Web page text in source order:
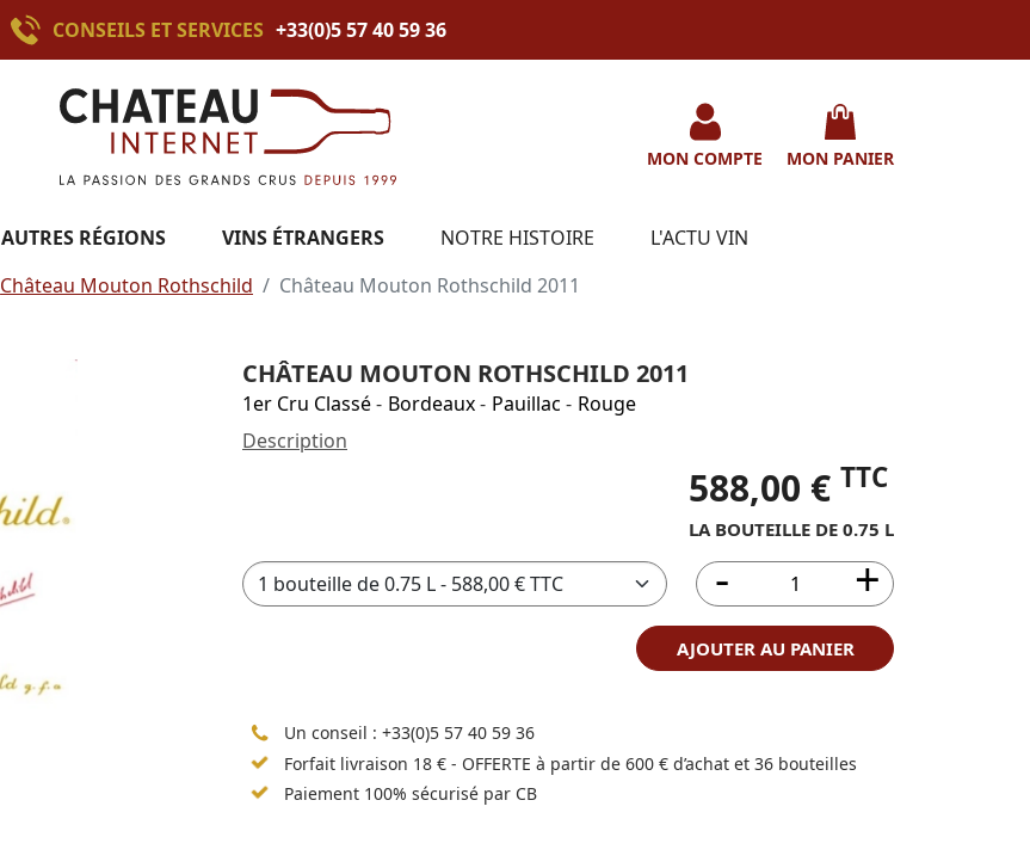
CONSEILS ET SERVICES +33(0)5 57 40 59 36
MON COMPTE MON PANIER
AUTRES RÉGIONS VINS ÉTRANGERS NOTRE HISTOIRE
L'ACTU VIN
Château Mouton Rothschild Château Mouton Rothschild 2011
CHÂTEAU MOUTON ROTHSCHILD 2011
1er Cru Classé- Bordeaux- Pauillac - Rouge
Description
588,00 € TTC
LA BOUTEILLE DE 0.75 L
AJOUTER AU PANIER
Un conseil : +33(0)5 57 40 59 36
Forfait livraison 18 € - OFFERTE à partir de 600 € d’achat et 36 bouteilles
Paiement 100% sécurisé par CB